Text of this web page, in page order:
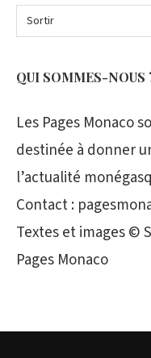
QUI SOMMES-NOUS
Les Pages Monaco
destinée à donner
l’actualité
Contact :
Textes et images ©
Pages Monaco